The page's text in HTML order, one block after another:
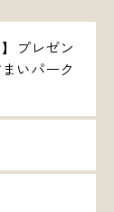
プレゼン
いパーク